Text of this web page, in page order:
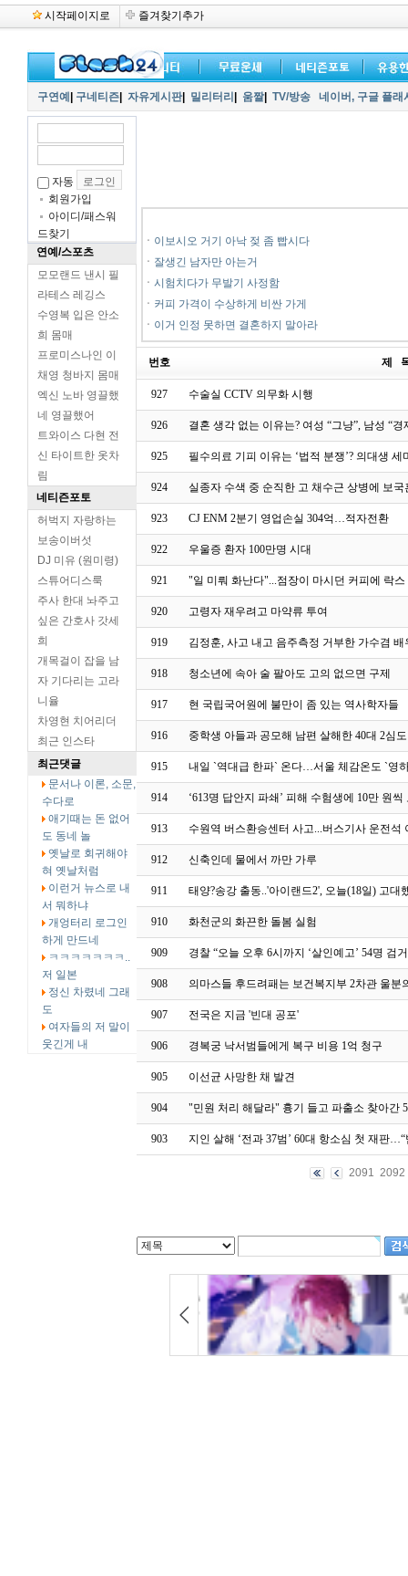
시작페이지로 즐겨찾기추가
구연예 구네티즌 자유게시판| 밀리터리 움짤| TV/방송 네이버, 구글 플
자동
회원가입
아이디/패스워
드찾기
연예/스포츠
모모랜드 낸시 필
라테스 레깅스
수영복 입은 안소
희 몸매
프로미스나인 이
채영 청바지 몸매
엑신 노바 영끌했
네 영끌했어
트와이스 다현 전
신 타이트한 옷차
림
네티즌포토
허벅지 자랑하는
보송이버섯
DJ 미유 (원미령)
스튜어디스룩
주사 한대 놔주고
싶은 간호사 갓세
희
개목걸이 잡을 남
자 기다리는 고라
니율
차영현 치어리더
최근 인스타
최근댓글
문서나 이론, 소문,
수다로
애기때는 돈 없어
도 동네 놀
옛날로 회귀해야
혀 옛날처럼
이런거 뉴스로 내
서 뭐하냐
개엉터리 로그인
하게 만드네
ㅋㅋㅋㅋㅋㅋㅋ..
저 일본
정신 차렸네 그래
도
여자들의 저 말이
웃긴게 내
ㆍ 이보시오 거기 아낙 젖 좀 빱시다
ㆍ 잘생긴 남자만 아는거
ㆍ 시험치다가 무발기 사정함
ㆍ 커피 가격이 수상하게 비싼 가게
ㆍ 이거 인정 못하면 결혼하지 말아라
번호 제
927 수술실 CCTV 의무화 시행
926 결혼 생각 없는 이유는? 여성 “그냥”, 남성 “경
925 필수의료 기피 이유는 ‘법적 분쟁’? 의대생 세
924 실종자 수색 중 순직한 고 채수근 상병에 보국
923 CJ ENM 2분기 영업손실 304억…적자전환
922 우울증 환자 100만명 시대
921 "일 미뤄 화난다"...점장이 마시던 커피에 락
920 고령자 재우려고 마약류 투여
919 김정훈, 사고 내고 음주측정 거부한 가수겸 배
918 청소년에 속아 술 팔아도 고의 없으면 구제
917 현 국립국어원에 불만이 좀 있는 역사학자들
916 중학생 아들과 공모해 남편 살해한 40대 2심
915 내일 `역대급 한파` 온다…서울 체감온도 `영
914 ‘613명 답안지 파쇄’ 피해 수험생에 10만 원씩
913 수원역 버스환승센터 사고...버스기사 운전석
912 신축인데 물에서 까만 가루
911 태양?송강 출동..'아이랜드2', 오늘(18일) 고대
910 화천군의 화끈한 돌봄 실험
909 경찰 “오늘 오후 6시까지 ‘살인예고’ 54명 검
908 의마스들 후드려패는 보건복지부 2차관 울분
907 전국은 지금 '빈대 공포'
906 경복궁 낙서범들에게 복구 비용 1억 청구
905 이선균 사망한 채 발견
904 "민원 처리 해달라" 흉기 들고 파출소 찾아간
903 지인 살해 ‘전과 37범’ 60대 항소심 첫 재판
2091 2092